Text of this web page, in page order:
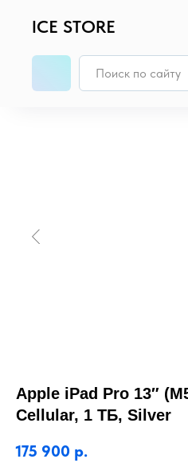
ICE STORE
Главная / iPad / iPad Pro 13"
Apple iPad Pro 13″
Cellular, 1 ТБ, Silver
175 900 р.